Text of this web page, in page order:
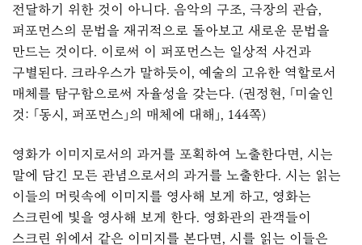
전달하기 위한 것이 아니다. 음악의 구조, 극장의 관습,
퍼포먼스의 문법을 재귀적으로 돌아보고 새로운 문법을
만드는 것이다. 이로써 이 퍼포먼스는 일상적 사건과
구별된다. 크라우스가 말하듯이, 예술의 고유한 역할로서
매체를 탐구함으로써 자율성을 갖는다. (권정현, 「미술인
것: 「동시, 퍼포먼스」의 매체에 대해」, 144쪽)
영화가 이미지로서의 과거를 포획하여 노출한다면, 시는
말에 담긴 모든 관념으로서의 과거를 노출한다. 시는 읽는
이들의 머릿속에 이미지를 영사해 보게 하고, 영화는
스크린에 빛을 영사해 보게 한다. 영화관의 관객들이
스크린 위에서 같은 이미지를 본다면, 시를 읽는 이들은